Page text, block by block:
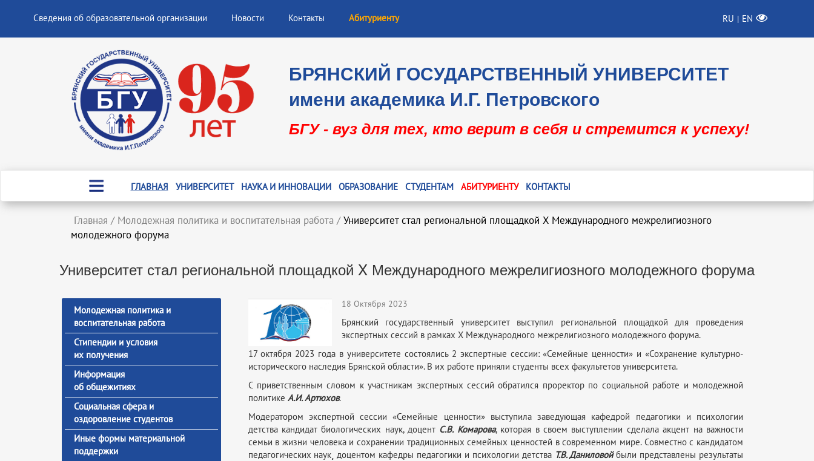
Сведения об образовательной организации Новости Контакты Абитуриенту RU | EN
БРЯНСКИЙ ГОСУДАРСТВЕННЫЙ УНИВЕРСИТЕТ
имени академика И.Г. Петровского
БГУ - вуз для тех, кто верит в себя и стремится к успеху!
ГЛАВНАЯ УНИВЕРСИТЕТ НАУКА И ИННОВАЦИИ ОБРАЗОВАНИЕ СТУДЕНТАМ АБИТУРИЕНТУ КОНТАКТЫ
Главная / Молодежная политика и воспитательная работа / Университет стал региональной площадкой X Международного межрелигиозного
молодежного форума
Университет стал региональной площадкой X Международного межрелигиозного молодежного форума
Молодежная политика и
воспитательная работа
Стипендии и условия
их получения
Информация
об общежитиях
Социальная сфера и
оздоровление студентов
Иные формы материальной
поддержки
18 Октября 2023
Брянский государственный университет выступил региональной площадкой для проведения
экспертных сессий в рамках X Международного межрелигиозного молодежного форума.
17 октября 2023 года в университете состоялись 2 экспертные сессии: «Семейные ценности» и «Сохранение культурно-
исторического наследия Брянской области». В их работе приняли студенты всех факультетов университета.
С приветственным словом к участникам экспертных сессий обратился проректор по социальной работе и молодежной
политике А.И. Артюхов.
Модератором экспертной сессии «Семейные ценности» выступила заведующая кафедрой педагогики и психологии
детства кандидат биологических наук, доцент С.В. Комарова, которая в своем выступлении сделала акцент на важности
семьи в жизни человека и сохранении традиционных семейных ценностей в современном мире. Совместно с кандидатом
педагогических наук¸ доцентом кафедры педагогики и психологии детства Т.В. Даниловойбыли представлены результаты